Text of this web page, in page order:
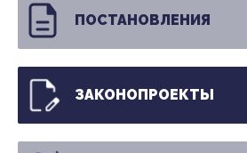
ПОСТАНОВЛЕНИЯ
ЗАКОНОПРОЕКТЫ